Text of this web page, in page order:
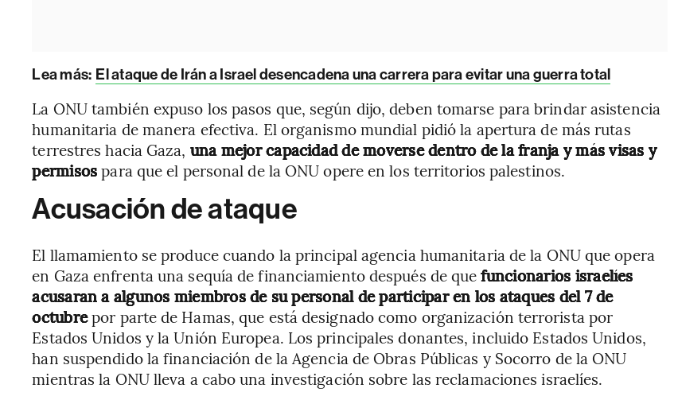
Lea más: El ataque de Irán a Israel desencadena una carrera para evitar una guerra total
La ONU también expuso los pasos que, según dijo, deben tomarse para brindar asistencia
humanitaria de manera efectiva. El organismo mundial pidió la apertura de más rutas
terrestres hacia Gaza, una mejor capacidad de moverse dentro de la franja y más visas y
permisospara que el personal de la ONU opere en los territorios palestinos.
Acusación de ataque
El llamamiento se produce cuando la principal agencia humanitaria de la ONU que opera
en Gaza enfrenta una sequía de financiamiento después de quefuncionarios israelíes
acusaran a algunos miembros de su personal de participar en los ataques del 7 de
octubrepor parte de Hamas, que está designado como organización terrorista por
Estados Unidos y la Unión Europea. Los principales donantes, incluido Estados Unidos,
han suspendido la financiación de la Agencia de Obras Públicas y Socorro de la ONU
mientras la ONU lleva a cabo una investigación sobre las reclamaciones israelíes.